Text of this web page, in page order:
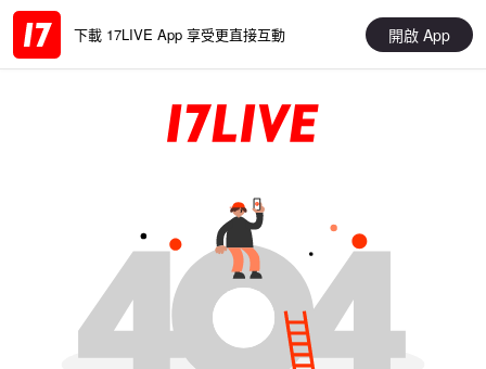
下載 17LIVE App 享受更直接互動 開啟 App